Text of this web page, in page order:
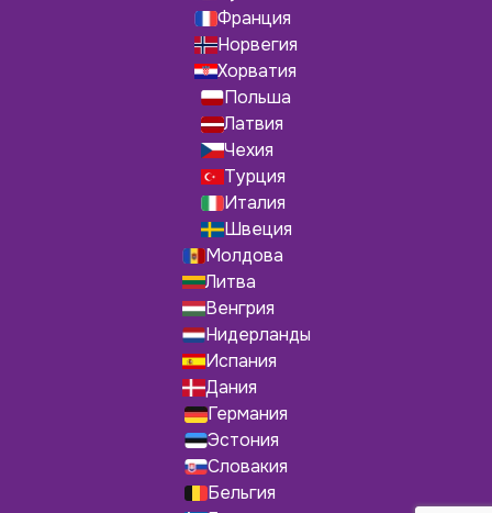
Франция
Норвегия
Хорватия
Польша
Латвия
Чехия
Турция
Италия
Швеция
Молдова
Литва
Венгрия
Нидерланды
Испания
Дания
Германия
Эстония
Словакия
Бельгия